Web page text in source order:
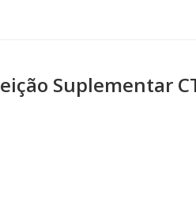
Suplementar